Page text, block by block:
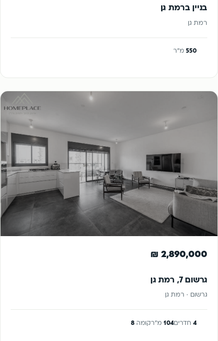
בניין ברמת גן
רמת גן
550 מ"ר
2,890,000 ₪
גרשום 7, רמת גן
גרשום · רמת גן
4 חדרים104 מ"רקומה8